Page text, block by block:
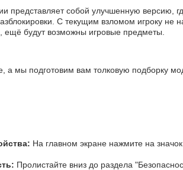
представляет собой улучшенную версию,
С текущим взломом игроку не
ещё будут возможны игровые предметы.
а мы подготовим вам толковую подборку
На главном экране нажмите на
Пролистайте вниз до раздела